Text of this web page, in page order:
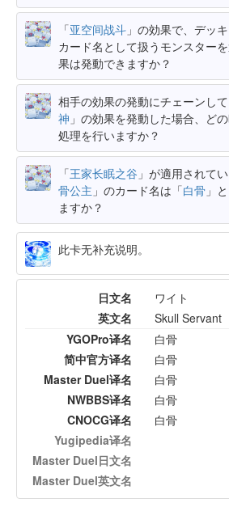
「亚空间战斗 」の効果で、デッ
カード名として扱うモンスター
果は発動できますか？
相手の効果の発動にチェーンし
神 」の効果を発動した場合、ど
処理を行いますか？
「王家长眠之谷 」が適用されて
骨公主 」のカード名は「白骨 」
ますか？
此卡无补充说明。
日文名
ワイト
英文名
Skull Servant
YGOPro译名
白骨
简中官方译名
白骨
Master Duel译名
白骨
NWBBS译名
白骨
CNOCG译名
白骨
Yugipedia译名
Master Duel日文名
Master Duel英文名